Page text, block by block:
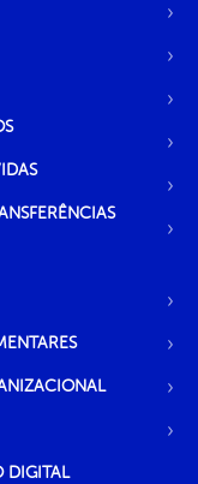
DIGITAL